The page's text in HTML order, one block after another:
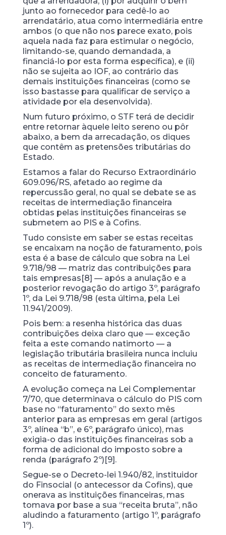
junto ao fornecedor para cedê-lo ao
arrendatário, atua como intermediária entre
ambos (o que não nos parece exato, pois
aquela nada faz para estimular o negócio,
limitando-se, quando demandada, a
financiá-lo por esta forma específica), e (ii)
não se sujeita ao IOF, ao contrário das
demais instituições financeiras (como se
isso bastasse para qualificar de serviço a
atividade por ela desenvolvida).
Num futuro próximo, o STF terá de decidir
entre retornar àquele leito sereno ou pôr
abaixo, a bem da arrecadação, os diques
que contêm as pretensões tributárias do
Estado.
Estamos a falar do Recurso Extraordinário
609.096/RS, afetado ao regime da
repercussão geral, no qual se debate se as
receitas de intermediação financeira
obtidas pelas instituições financeiras se
submetem ao PIS e à Cofins.
Tudo consiste em saber se estas receitas
se encaixam na noção de faturamento, pois
esta é a base de cálculo que sobra na Lei
9.718/98 — matriz das contribuições para
tais empresas[8] — após a anulação e a
posterior revogação do artigo 3º, parágrafo
1º, da Lei 9.718/98 (esta última, pela Lei
11.941/2009).
Pois bem: a resenha histórica das duas
contribuições deixa claro que — exceção
feita a este comando natimorto — a
legislação tributária brasileira nunca incluiu
as receitas de intermediação financeira no
conceito de faturamento.
A evolução começa na Lei Complementar
7/70, que determinava o cálculo do PIS com
base no “faturamento” do sexto mês
anterior para as empresas em geral (artigos
3º, alínea “b”, e 6º, parágrafo único), mas
exigia-o das instituições financeiras sob a
forma de adicional do imposto sobre a
renda (parágrafo 2º)[9].
Segue-se o Decreto-lei 1.940/82, instituidor
do Finsocial (o antecessor da Cofins), que
onerava as instituições financeiras, mas
tomava por base a sua “receita bruta”, não
aludindo a faturamento (artigo 1º, parágrafo
1º).